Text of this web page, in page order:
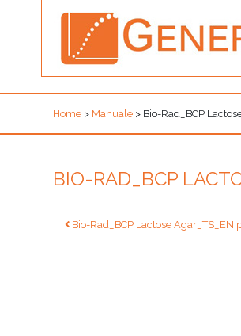
Home > Manuale > Bio-Rad_BCP
BIO-RAD_BCP
Navigazione
Bio-Rad_BCP Lactose